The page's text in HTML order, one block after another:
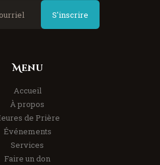
S'inscrire
Menu
Accueil
À propos
de Prière
Événements
Services
Faire un don